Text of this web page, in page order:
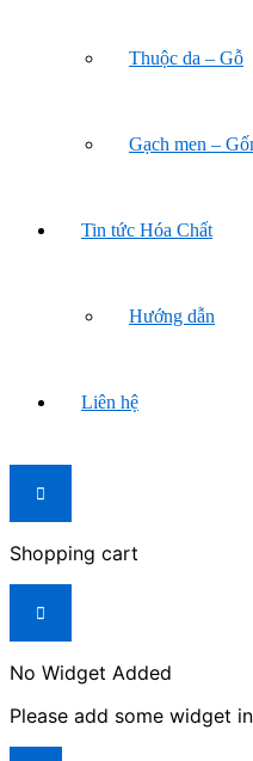
Thuộc da – Gỗ
Gạch men –
Tin tức Hóa Chất
Hướng dẫn
Liên hệ
Shopping cart
No Widget Added
Please add some widget